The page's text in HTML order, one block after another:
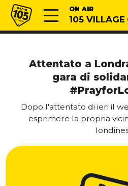
Vai al contenuto
Radio 105 ON AIR
105 VILLAGE
Attentato a
gara di
Dopo l'attentato di ieri il
esprimere la propria